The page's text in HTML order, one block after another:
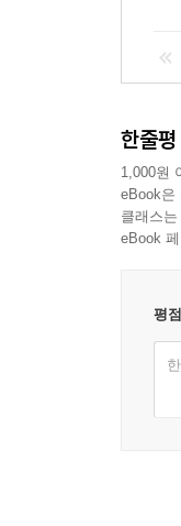
독차
있다면
-89쪽
한줄평
1,000원
eBook은
클래스
eBook
평점